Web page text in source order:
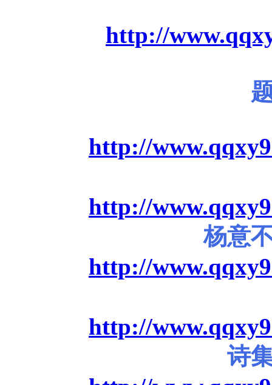
http://
http://
http://
杨意
http://
http://
诗